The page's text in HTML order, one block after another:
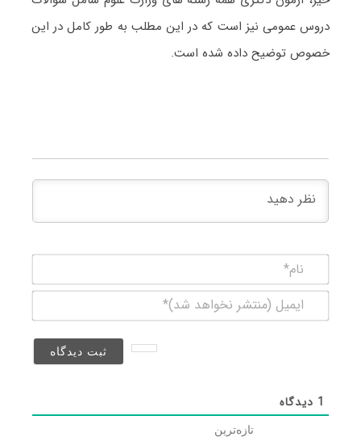
دروس عمومی نیز است که در این مطلب به طور کامل در این
خصوص توضیح داده شده است.
(منتشر
1 دیدگاه
تازه‌ترین